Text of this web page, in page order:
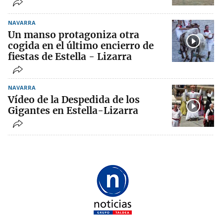
NAVARRA
Un manso protagoniza otra
cogida en el último encierro de
fiestas de Estella - Lizarra
NAVARRA
Vídeo de la Despedida de los
Gigantes en Estella-Lizarra